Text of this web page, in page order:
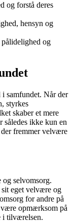
og forstå deres
hensyn og
pålidelighed og
samfundet. Når der
styrkes
skaber et mere
således ikke kun en
fremmer velvære
selvomsorg.
sit eget velvære og
for andre på
opmærksom på
i tilværelsen.